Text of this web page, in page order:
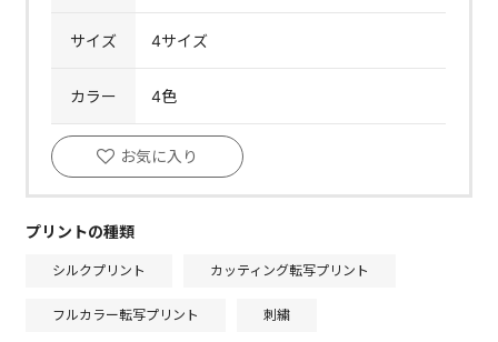
サイズ 4サイズ
カラー 4色
お気に入り
プリントの種類
シルクプリント カッティング転写プリント
フルカラー転写プリント 刺繍